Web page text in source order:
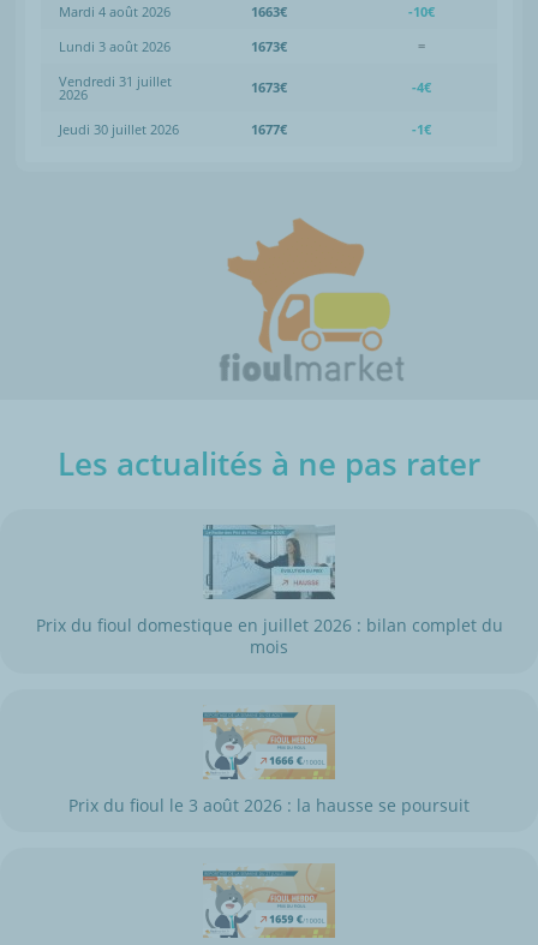
Mardi 4 août 2026 1663€
-10€
Lundi 3 août 2026
1673€
=
Vendredi 31 juillet
2026 1673€ -4€
Jeudi 30 juillet 2026 1677€ -1€
Les actualités à ne pas rater
Prix du fioul domestique en juillet 2026 : bilan complet du
mois
Prix du fioul le 3 août 2026 : la hausse se poursuit